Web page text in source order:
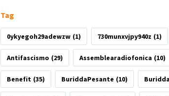
Tag
0ykyegoh29adewzw (1) 730munxvjpy940z (1)
Antifascismo (29) Assemblearadiofonica (10)
Benefit (35) BuriddaPesante (10)